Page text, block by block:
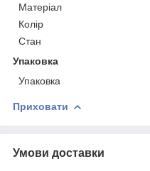
Матеріал
Колір
Стан
Упаковка
Упаковка
Приховати
Умови доставки